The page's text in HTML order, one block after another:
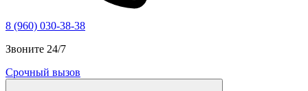
8 (960) 030-38-38
Звоните 24/7
Срочный вызов